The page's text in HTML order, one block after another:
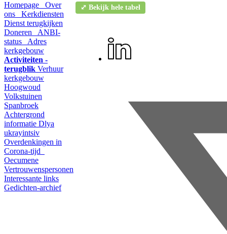
Homepage
Over
ons
Kerkdiensten
Dienst terugkijken
Doneren
ANBI-
status
Adres
kerkgebouw
Activiteiten -
terugblik Verhuur
kerkgebouw
Hoogwoud
Volkstuinen
Spanbroek
Achtergrond
informatie Dlya
ukrayintsiv
Overdenkingen in
Corona-tijd
Oecumene
Vertrouwenspersonen
Interessante links
Gedichten-archief
⤢ Bekijk hele tabel